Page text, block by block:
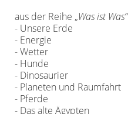
aus der Reihe „Was ist Was“
- Unsere Erde
- Energie
- Wetter
- Hunde
- Dinosaurier
- Planeten und Raumfahrt
- Pferde
- Das alte Ägypten